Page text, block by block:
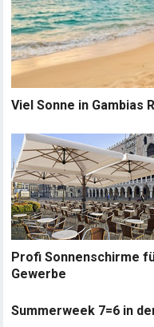
Viel Sonne in Gambias
Profi Sonnenschirme
Gewerbe
Summerweek 7=6 in